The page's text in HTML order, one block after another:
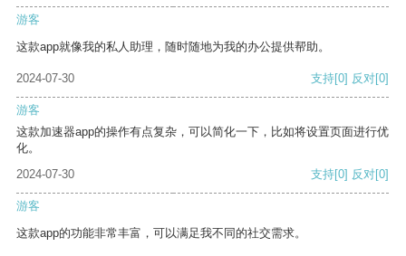
游客
这款app就像我的私人助理，随时随地为我的办公提供帮助。
2024-07-30 支持[0] 反对[0]
游客
这款加速器app的操作有点复杂，可以简化一下，比如将设置页面进行优
化。
2024-07-30
支持[0] 反对[0]
游客
这款app的功能非常丰富，可以满足我不同的社交需求。